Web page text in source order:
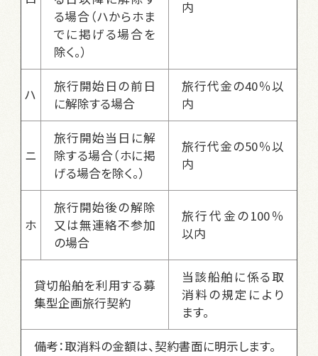
る場合（ハからホま
でに掲げる場合を
除く。）
内
ハ
旅行開始日の前日
に解除する場合
旅行代金の40％以
内
ニ
旅行開始当日に解
除する場合（ホに掲
げる場合を除く。）
旅行代金の50％以
内
ホ
旅行開始後の解除
又は無連絡不参加
の場合
旅行代金の100％
以内
貸切船舶を利用する募
集型企画旅行契約
当該船舶に係る取
消料の規定により
ます。
備考：取消料の金額は、契約書面に明示します。